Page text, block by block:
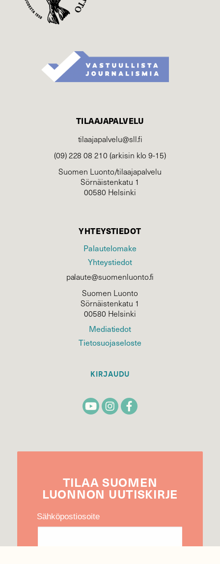
TILAAJAPALVELU
tilaajapalvelu@sll.fi
(09) 228 08 210 (arkisin klo 9-15)
Suomen Luonto/tilaajapalvelu
Sörnäistenkatu 1
00580 Helsinki
YHTEYSTIEDOT
Palautelomake
Yhteystiedot
palaute@suomenluonto.fi
Suomen Luonto
Sörnäistenkatu 1
00580 Helsinki
Mediatiedot
Tietosuojaseloste
KIRJAUDU
TILAA SUOMEN
LUONNON UUTIS­KIRJE
Sähköpostiosoite